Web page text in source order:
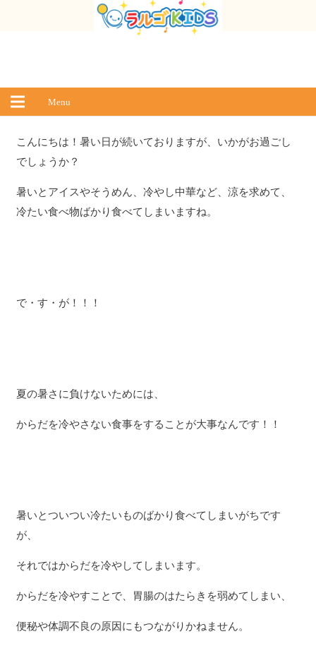
Menu
こんにちは！暑い日が続いておりますが、いかがお過ごし
でしょうか？
暑いとアイスやそうめん、冷やし中華など、涼を求めて、
冷たい食べ物ばかり食べてしまいますね。
で・す・が！！！
夏の暑さに負けないためには、
からだを冷やさない食事をすることが大事なんです！！
暑いとついつい冷たいものばかり食べてしまいがちです
が、
それではからだを冷やしてしまいます。
からだを冷やすことで、胃腸のはたらきを弱めてしまい、
便秘や体調不良の原因にもつながりかねません。